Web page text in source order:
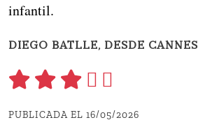
infantil.
DIEGO BATLLE, DESDE CANNES
PUBLICADA EL 16/05/2026